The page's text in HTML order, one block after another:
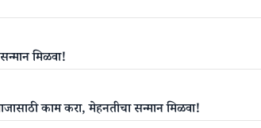
मिळवा!
काम करा, मेहनतीचा सन्मान मिळवा!